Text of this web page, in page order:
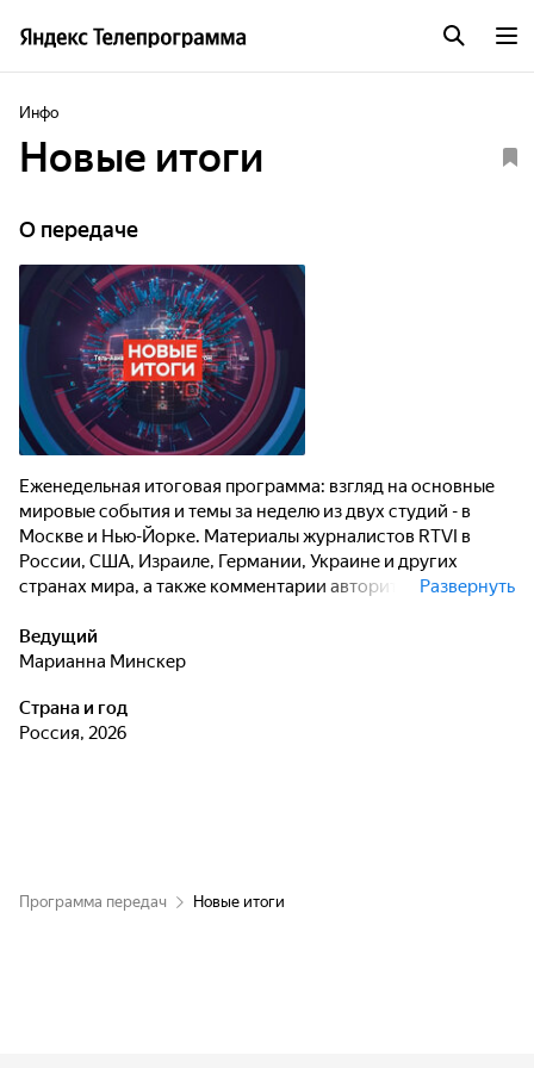
Инфо
Новые итоги
О передаче
Еженедельная итоговая программа: взгляд на основные
мировые события и темы за неделю из двух студий - в
Москве и Нью-Йорке. Материалы журналистов RTVI в
России, США, Израиле, Германии, Украине и других
странах мира, а также комментарии авторитетныхРазвернуть
Ведущий
Марианна Минскер
Страна и год
Россия, 2026
Программа передач Новые итоги